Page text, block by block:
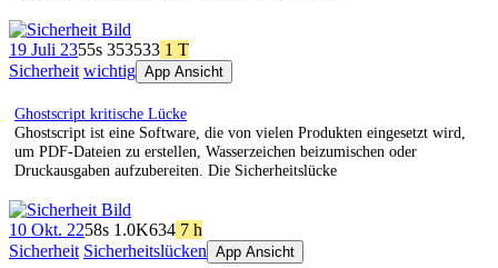
19 Juli 2355s 353533 1 T
Sicherheit wichtig App Ansicht
Ghostscript kritische Lücke
Ghostscript ist eine Software, die von vielen Produkten eingesetzt wird,
um PDF-Dateien zu erstellen, Wasserzeichen beizumischen oder
Druckausgaben aufzubereiten. Die Sicherheitslücke
10 Okt. 2258s 1.0K634 7 h
Sicherheit Sicherheitslücken App Ansicht